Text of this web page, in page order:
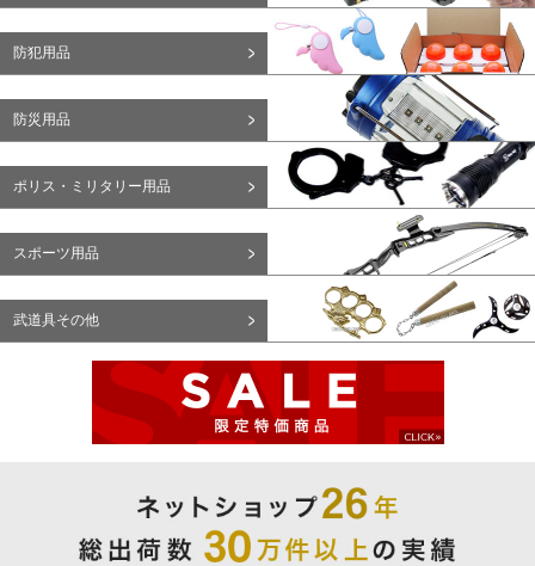
防犯用品
防災用品
ポリス・ミリタリー用品
スポーツ用品
武道具その他